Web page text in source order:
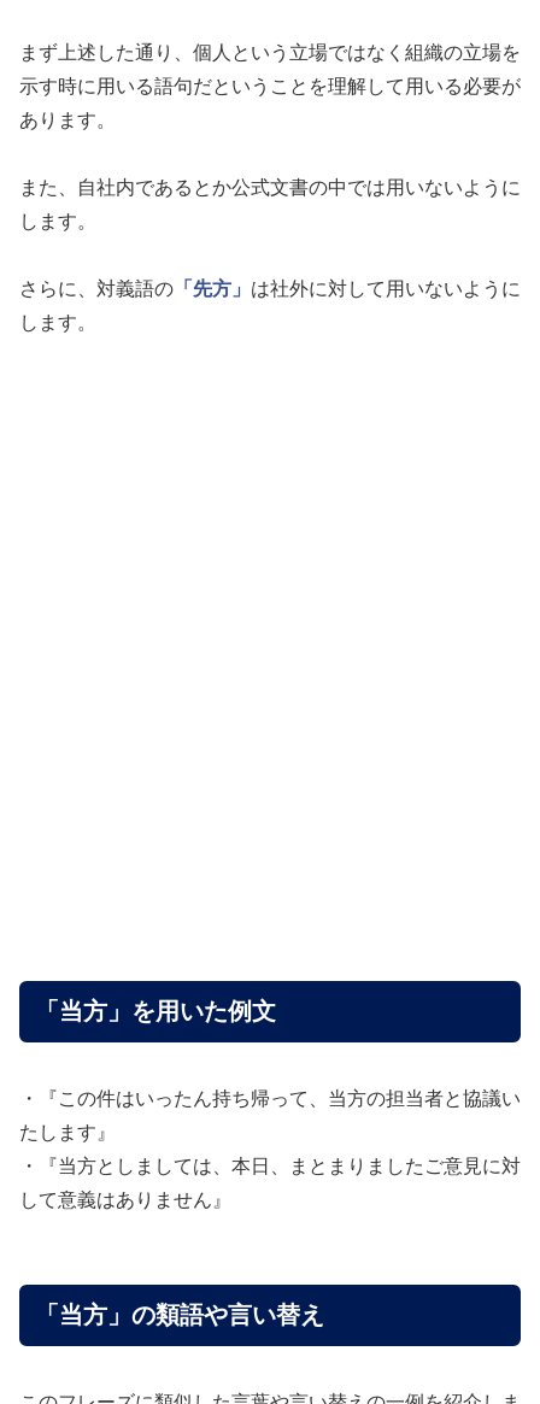
まず上述した通り、個人という立場ではなく組織の立場を
示す時に用いる語句だということを理解して用いる必要が
あります。
また、自社内であるとか公式文書の中では用いないように
します。
さらに、対義語の 「先方」 は社外に対して用いないように
します。
「当方」を用いた例文
・『この件はいったん持ち帰って、当方の担当者と協議い
たします』
・『当方としましては、本日、まとまりましたご意見に対
して意義はありません』
「当方」の類語や言い替え